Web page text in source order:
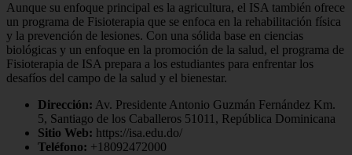
Aunque su enfoque principal es la agricultura, el ISA también ofrece
un programa de Fisioterapia que se enfoca en la rehabilitación física
y la prevención de lesiones. Con una sólida base en ciencias
biológicas y un enfoque en la promoción de la salud, el programa de
Fisioterapia de ISA prepara a los estudiantes para enfrentar los
desafíos del campo de la salud y el bienestar.
Dirección: Av. Presidente Antonio Guzmán Fernández Km.
5, Santiago de los Caballeros 51011, República Dominicana
Sitio Web: https://isa.edu.do/
Teléfono: +18092472000